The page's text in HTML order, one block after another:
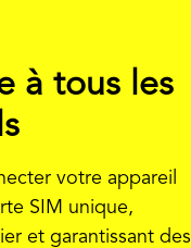
à tous les
votre appareil
SIM unique,
et garantissant des